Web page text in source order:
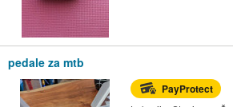
pedale za mtb
PayProtect